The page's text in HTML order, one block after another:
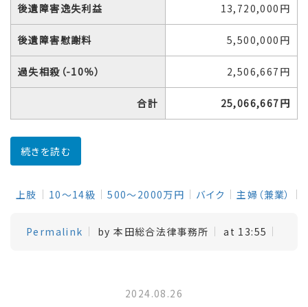
後遺障害逸失利益 13,720,000円
後遺障害慰謝料 5,500,000円
過失相殺（-10％） 2,506,667円
合計 25,066,667円
続きを読む
上肢 10～14級 500～2000万円 バイク 主婦（兼業）
Permalink by 本田総合法律事務所 at 13:55
2024.08.26